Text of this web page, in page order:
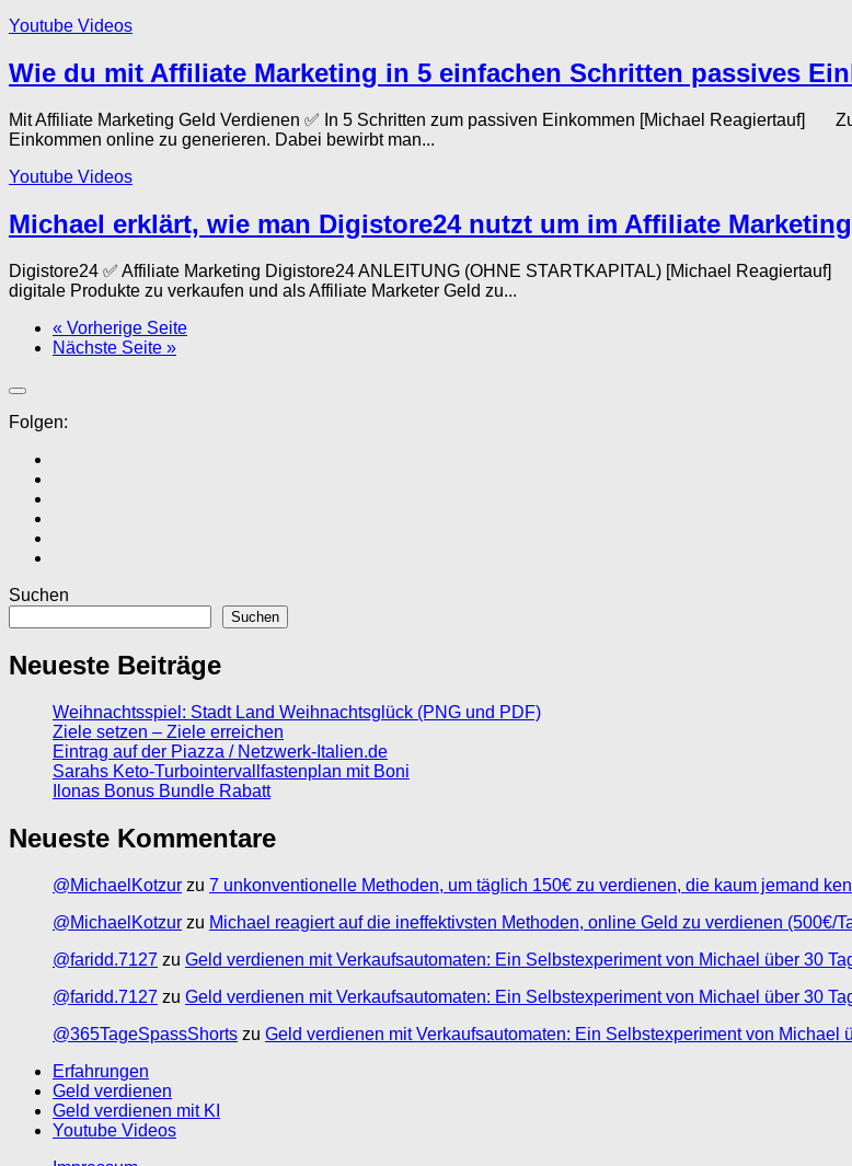
Youtube Videos
Wie du mit Affiliate Marketing in 5 einfachen Schritten passives
Mit Affiliate Marketing Geld Verdienen ✅ In 5 Schritten zum passiven Einkommen [Michael Reagiertauf]
Einkommen online zu generieren. Dabei bewirbt man...
Youtube Videos
Michael erklärt, wie man Digistore24 nutzt um im Affiliate
Digistore24 ✅ Affiliate Marketing Digistore24 ANLEITUNG (OHNE STARTKAPITAL) [Michael
digitale Produkte zu verkaufen und als Affiliate Marketer Geld zu...
« Vorherige Seite
Nächste Seite »
Folgen:
Suchen
Suchen
Neueste Beiträge
Weihnachtsspiel: Stadt Land Weihnachtsglück (PNG und PDF)
Ziele setzen – Ziele erreichen
Eintrag auf der Piazza / Netzwerk-Italien.de
Sarahs Keto-Turbointervallfastenplan mit Boni
Ilonas Bonus Bundle Rabatt
Neueste Kommentare
@MichaelKotzur zu 7 unkonventionelle Methoden, um täglich 150€ zu verdienen, die kaum jemand
@MichaelKotzur zu Michael reagiert auf die ineffektivsten Methoden, online Geld zu verdienen (500€/
@faridd.7127 zu Geld verdienen mit Verkaufsautomaten: Ein Selbstexperiment von Michael über 30
@faridd.7127 zu Geld verdienen mit Verkaufsautomaten: Ein Selbstexperiment von Michael über 30
@365TageSpassShorts zu Geld verdienen mit Verkaufsautomaten: Ein Selbstexperiment von Michael
Erfahrungen
Geld verdienen
Geld verdienen mit KI
Youtube Videos